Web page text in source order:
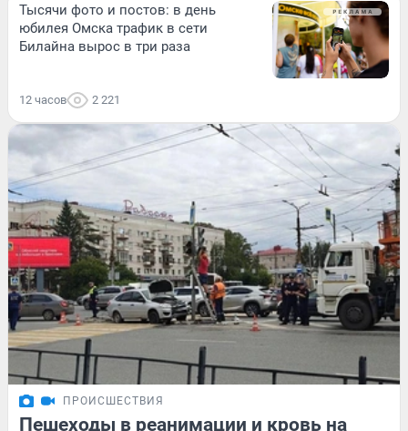
Тысячи фото и постов: в день
юбилея Омска трафик в сети
Билайна вырос в три раза
12 часов 2 221
ПРОИСШЕСТВИЯ
Пешеходы в реанимации и кровь на